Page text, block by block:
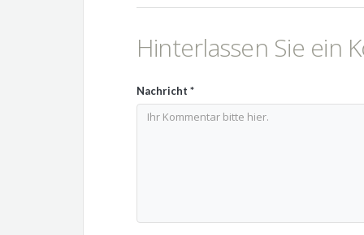
Hinterlassen Sie ein
Nachricht *